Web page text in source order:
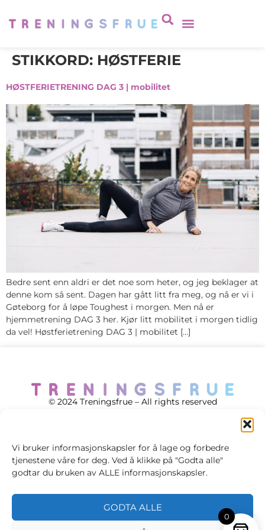
Vi bruker informasjonskapsler for å lage og forbedre
tjenestene våre for deg. Ved å klikke på "Godta alle"
godtar du bruken av ALLE informasjonskapsler.
GODTA ALLE
STIKKORD: HØSTFERIE
HØSTFERIETRENING DAG 3 | mobilitet
Bedre sent enn aldri er det noe som heter, og jeg beklager at
denne kom så sent. Dagen har gått litt fra meg, og nå er vi i
Gøteborg for å løpe Toughest i morgen. Men nå er
hjemmetrening DAG 3 her. Kjør litt mobilitet i morgen tidlig
da vel! Høstferietrening DAG 3 | mobilitet […]
© 2024 Treningsfrue – All rights reserved
Cookie policy
Personvernsvilkår
0